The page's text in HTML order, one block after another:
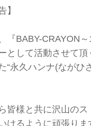
】
『BABY-CRAYON
として活動させて頂
“永久ハンナ(ながひ
皆様と共に沢山のス
けるように頑張りま